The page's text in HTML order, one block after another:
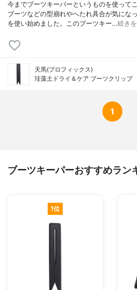
今までブーツキーパーというものを使って
ブーツなどの型崩れやへたれ具合が気にな
を使い始めました。このブーツキー…続き
天馬(プロフィックス)
珪藻土ドライ＆ケア ブーツクリップ
1
ブーツキーパーおすすめラン
1位